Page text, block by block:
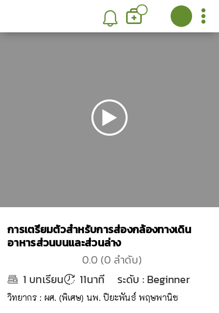
การเตรียมตัวสำหรับการส่องกล้องทางเดิน
อาหารส่วนบนและส่วนล่าง
0.0 (0 ลำดับ)
1 บทเรียน 11นาที ระดับ : Beginner
วิทยากร : ผศ. (พิเศษ) นพ. ปิยะพันธ์ พฤษพานิช